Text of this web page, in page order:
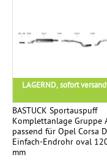
LAGERND, sofort
BASTUCK Sportauspuff
Komplettanlage Gruppe
passend für Opel Corsa
Einfach-Endrohr oval
mm